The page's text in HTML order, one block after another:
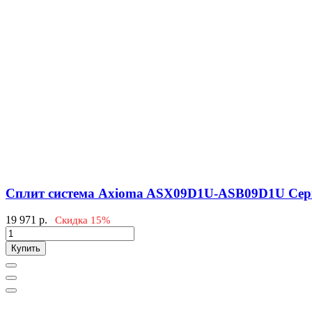
Сплит система Axioma ASX09D1U-ASB09D1U
19 971 р. Скидка 15%
Купить